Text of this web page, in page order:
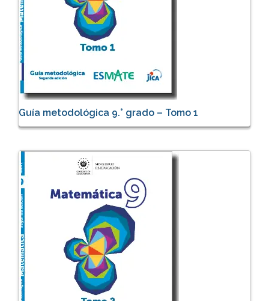
Guía metodológica 9.° grado – Tomo 1